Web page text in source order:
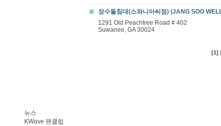
장수돌침대(스와니아씨점) (JANG SOO
1291 Old Peachtree Road # 402
Suwanee, GA 30024
[1]
뉴스
KWave 팬클럽